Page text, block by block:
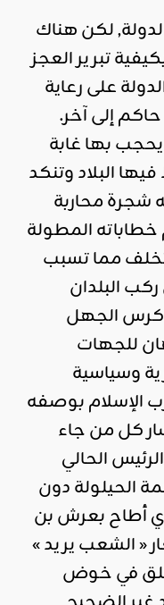
لكن هناك
تبرير العجز
على رعاية
إلى آخر.
بها غابة
البلاد وتنكد
شجرة محاربة
المطولة
مما تسبب
البلدان
كرس الجهل
للجهات
وسياسية
الإسلام بوصفه
كل من جاء
الحالي
الحيلولة دون
أطاح بعرش بن
« الشعب يريد »
في خوض